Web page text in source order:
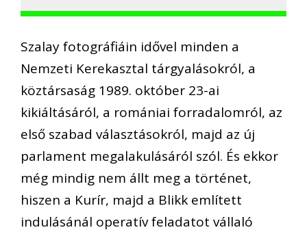
Szalay fotográfiáin idővel minden a
Nemzeti Kerekasztal tárgyalásokról, a
köztársaság 1989. október 23-ai
kikiáltásáról, a romániai forradalomról, az
első szabad választásokról, majd az új
parlament megalakulásáról szól. És ekkor
még mindig nem állt meg a történet,
hiszen a Kurír, majd a Blikk említett
indulásánál operatív feladatot vállaló